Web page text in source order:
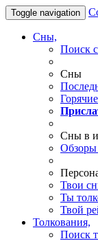
Toggle navigation
Сны,
Поиск
Сны
Горячие
Сны в
Обзоры
Твои
Ты
Твой
Толкования,
Поиск